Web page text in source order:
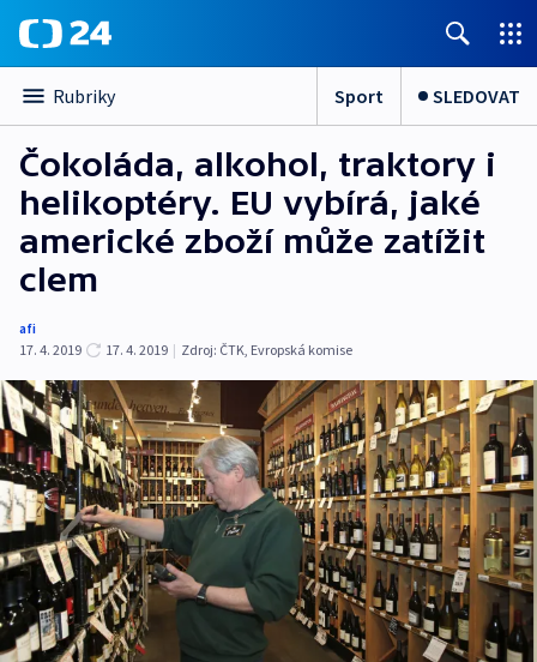
Rubriky Sport SLEDOVAT
Čokoláda, alkohol, traktory i
helikoptéry. EU vybírá, jaké
americké zboží může zatížit
clem
afi
17. 4. 2019
17. 4. 2019 | Zdroj: ČTK, Evropská komise